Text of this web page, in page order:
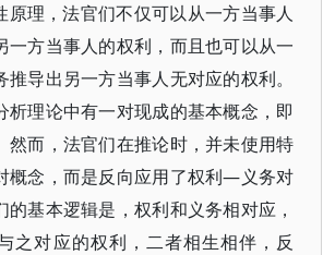
原理，法官们不仅可以从一方当事人
一方当事人的权利，而且也可以从一
导出另一方当事人无对应的权利。
析理论中有一对现成的基本概念，即
然而，法官们在推论时，并未使用特
概念，而是反向应用了权利—义务对
的基本逻辑是，权利和义务相对应，
之对应的权利，二者相生相伴，反